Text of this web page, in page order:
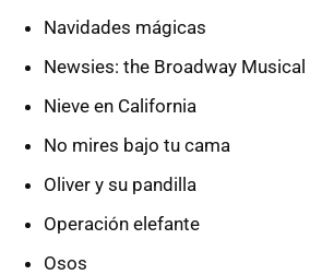
Navidades mágicas
Newsies: the Broadway Musical
Nieve en California
No mires bajo tu cama
Oliver y su pandilla
Operación elefante
Osos